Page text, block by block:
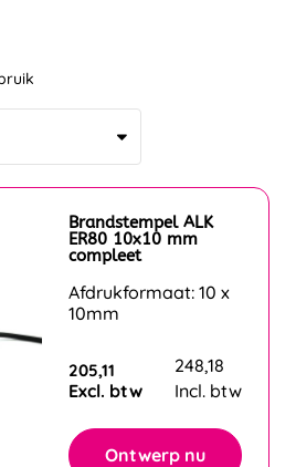
Levertijd 1 à 3 werkdagen
Brandstempel ALK
ER80 10x10 mm
compleet
Afdrukformaat: 10 x
10mm
205,11
Excl. btw
248,18
Incl. btw
Ontwerp nu